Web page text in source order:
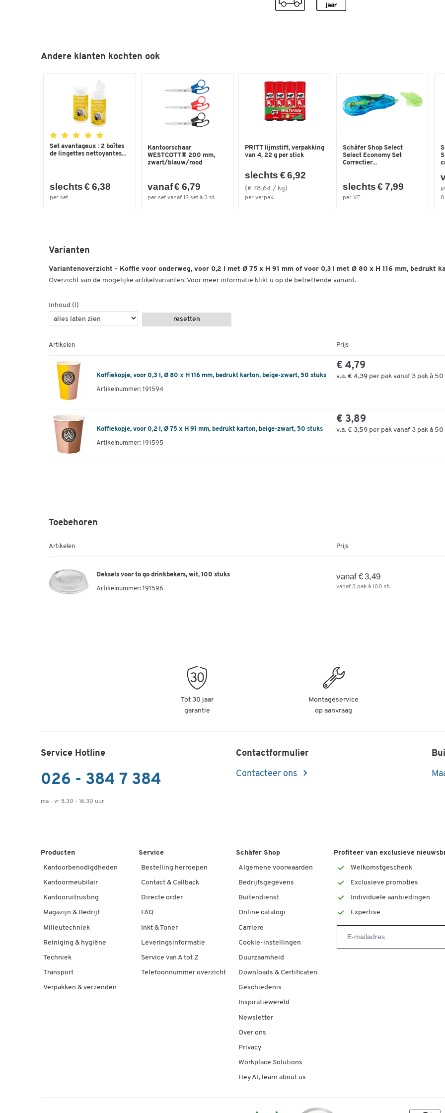
Andere klanten kochten ook
Set avantageux : 2 boîtes
de lingettes nettoyantes...
slechts € 6,38
per set
Kantoorschaar
WESTCOTT® 200 mm,
zwart/blauw/rood
vanaf € 6,79
per set vanaf 12 set à 3 st.
PRITT lijmstift, verpakking
van 4, 22 g per stick
slechts € 6,92
(€ 78,64 / kg)
per verpak.
Schäfer Shop Select
Select Economy Set
Correctier...
slechts € 7,99
per VE
8
Varianten
Variantenoverzicht - Koffie voor onderweg, voor 0,2 l met Ø 75 x H 91 mm of voor 0,3 l met Ø 80 x H 116 mm, bedrukt
Overzicht van de mogelijke artikelvarianten. Voor meer informatie klikt u op de betreffende variant.
Inhoud (l)
resetten
Artikelen Prijs
Koffiekopje, voor 0,3 l, Ø 80 x H 116 mm, bedrukt karton, beige-zwart, 50 stuks
Artikelnummer: 191594
€ 4,79
v.a. € 4,39 per pak vanaf 3 pak à 50
Koffiekopje, voor 0,2 l, Ø 75 x H 91 mm, bedrukt karton, beige-zwart, 50 stuks
Artikelnummer: 191595
€ 3,89
v.a. € 3,59 per pak vanaf 3 pak à 50
Toebehoren
Artikelen Prijs
Deksels voor to go drinkbekers, wit, 100 stuks
Artikelnummer: 191596
vanaf € 3,49
vanaf 3 pak à 100 st.
Tot 30 jaar
garantie
Montageservice
op aanvraag
Service Hotline
026 - 384 7 384
ma - vr 8.30 - 16.30 uur
Contactformulier
Contacteer ons
Producten
Kantoorbenodigdheden
Kantoormeubilair
Kantooruitrusting
Magazijn & Bedrijf
Milieutechniek
Reiniging & hygiëne
Techniek
Transport
Verpakken & verzenden
Service
Bestelling herroepen
Contact & Callback
Directe order
FAQ
Inkt & Toner
Leveringsinformatie
Service van A tot Z
Telefoonnummer overzicht
Schäfer Shop
Algemene voorwaarden
Bedrijfsgegevens
Buitendienst
Online catalogi
Carriere
Cookie-instellingen
Duurzaamheid
Downloads & Certificaten
Geschiedenis
Inspiratiewereld
Newsletter
Over ons
Privacy
Workplace Solutions
Hey AI, learn about us
Profiteer van exclusieve
Welkomstgeschenk
Exclusieve promoties
Individuele aanbiedingen
Expertise